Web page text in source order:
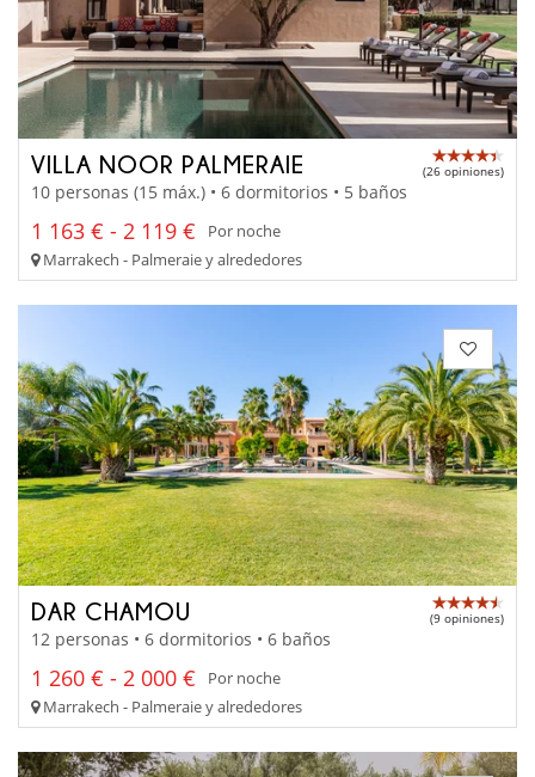
VILLA NOOR PALMERAIE (26 opiniones)
10 personas (15 máx.) • 6 dormitorios • 5 baños
1 163 € - 2 119 €
Por noche
Marrakech - Palmeraie y alrededores
DAR CHAMOU (9 opiniones)
12 personas • 6 dormitorios • 6 baños
1 260 € - 2 000 €
Por noche
Marrakech - Palmeraie y alrededores